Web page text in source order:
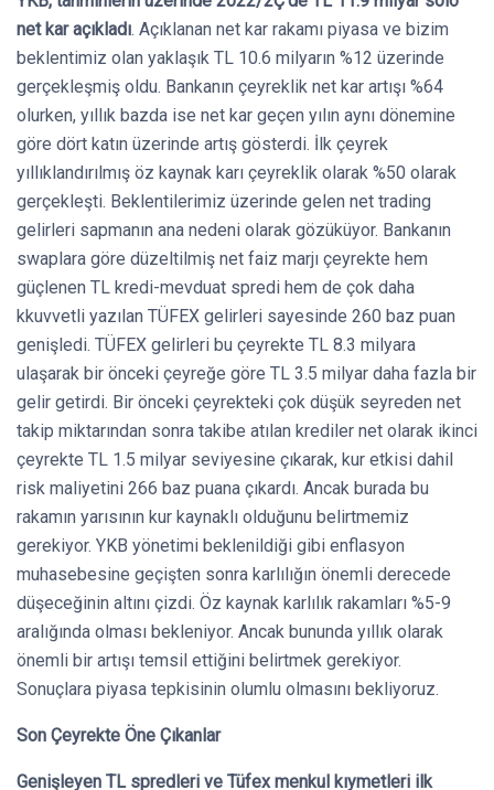
net kar açıkladı. Açıklanan net kar rakamı piyasa ve bizim
beklentimiz olan yaklaşık TL 10.6 milyarın %12 üzerinde
gerçekleşmiş oldu. Bankanın çeyreklik net kar artışı %64
olurken, yıllık bazda ise net kar geçen yılın aynı dönemine
göre dört katın üzerinde artış gösterdi. İlk çeyrek
yıllıklandırılmış öz kaynak karı çeyreklik olarak %50 olarak
gerçekleşti. Beklentilerimiz üzerinde gelen net trading
gelirleri sapmanın ana nedeni olarak gözüküyor. Bankanın
swaplara göre düzeltilmiş net faiz marjı çeyrekte hem
güçlenen TL kredi-mevduat spredi hem de çok daha
kkuvvetli yazılan TÜFEX gelirleri sayesinde 260 baz puan
genişledi. TÜFEX gelirleri bu çeyrekte TL 8.3 milyara
ulaşarak bir önceki çeyreğe göre TL 3.5 milyar daha fazla bir
gelir getirdi. Bir önceki çeyrekteki çok düşük seyreden net
takip miktarından sonra takibe atılan krediler net olarak ikinci
çeyrekte TL 1.5 milyar seviyesine çıkarak, kur etkisi dahil
risk maliyetini 266 baz puana çıkardı. Ancak burada bu
rakamın yarısının kur kaynaklı olduğunu belirtmemiz
gerekiyor. YKB yönetimi beklenildiği gibi enflasyon
muhasebesine geçişten sonra karlılığın önemli derecede
düşeceğinin altını çizdi. Öz kaynak karlılık rakamları %5-9
aralığında olması bekleniyor. Ancak bununda yıllık olarak
önemli bir artışı temsil ettiğini belirtmek gerekiyor.
Sonuçlara piyasa tepkisinin olumlu olmasını bekliyoruz.
Son Çeyrekte Öne Çıkanlar
Genişleyen TL spredleri ve Tüfex menkul kıymetleri ilk